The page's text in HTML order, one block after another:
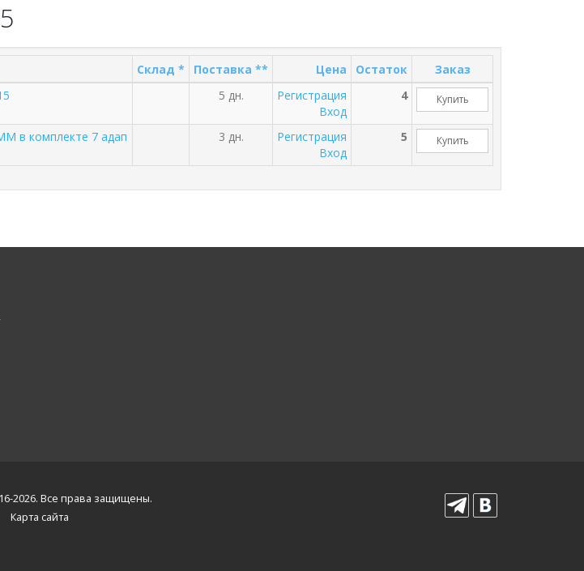
Склад * Поставка ** Цена Остаток
Заказ
5 дн.
Регистрация
Вход
4 Купить
в комплекте 7 адап
3 дн.
Регистрация
Вход
5 Купить
2026. Все права защищены.
Карта сайта